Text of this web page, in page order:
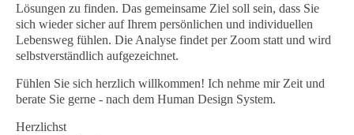
Lösungen zu finden. Das gemeinsame Ziel soll sein, dass Sie
sich wieder sicher auf Ihrem persönlichen und individuellen
Lebensweg fühlen. Die Analyse findet per Zoom statt und wird
selbstverständlich aufgezeichnet.
Fühlen Sie sich herzlich willkommen! Ich nehme mir Zeit und
berate Sie gerne - nach dem Human Design System.
Herzlichst